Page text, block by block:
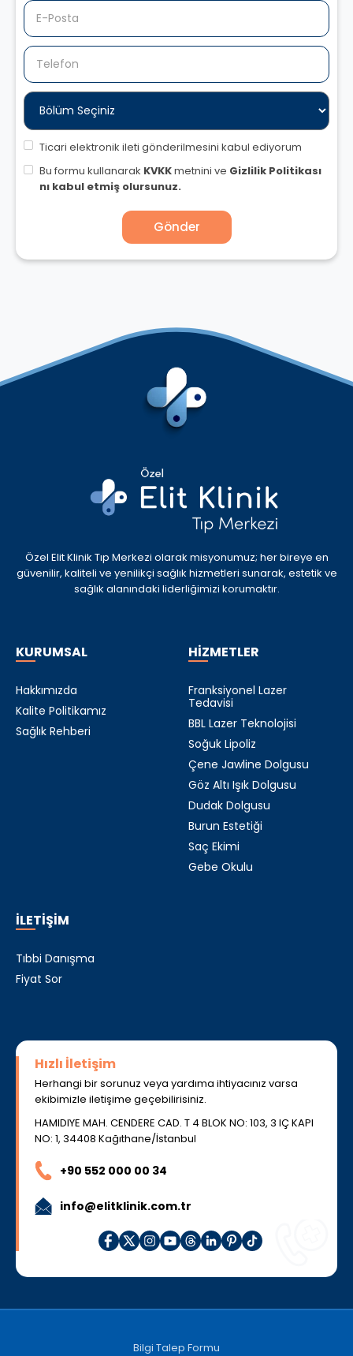
Ticari elektronik ileti gönderilmesini kabul ediyorum
Bu formu kullanarak KVKKmetnini ve Gizlilik Politikası
nı kabul etmiş olursunuz.
Özel Elit Klinik Tıp Merkezi olarak misyonumuz; her bireye en
güvenilir, kaliteli ve yenilikçi sağlık hizmetleri sunarak, estetik ve
sağlık alanındaki liderliğimizi korumaktır.
KURUMSAL
Hakkımızda
Kalite Politikamız
Sağlık Rehberi
HİZMETLER
Franksiyonel Lazer
Tedavisi
BBL Lazer Teknolojisi
Soğuk Lipoliz
Çene Jawline Dolgusu
Göz Altı Işık Dolgusu
Dudak Dolgusu
Burun Estetiği
Saç Ekimi
Gebe Okulu
İLETİŞİM
Tıbbi Danışma
Fiyat Sor
Hızlı İletişim
Herhangi bir sorunuz veya yardıma ihtiyacınız varsa
ekibimizle iletişime geçebilirisiniz.
HAMIDIYE MAH. CENDERE CAD. T 4 BLOK NO: 103, 3 IÇ KAPI
NO: 1, 34408 Kağıthane/İstanbul
+90 552 000 00 34
info@elitklinik.com.tr
Bilgi Talep Formu